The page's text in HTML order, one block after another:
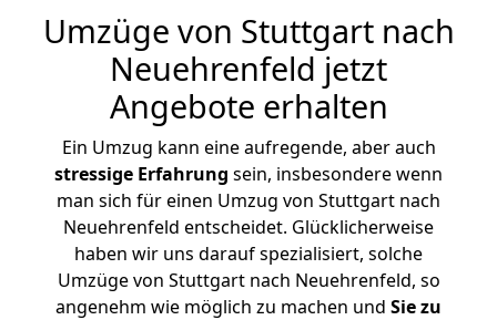
Umzüge von Stuttgart nach
Neuehrenfeld jetzt
Angebote erhalten
Ein Umzug kann eine aufregende, aber auch
stressige Erfahrung sein, insbesondere wenn
man sich für einen Umzug von Stuttgart nach
Neuehrenfeld entscheidet. Glücklicherweise
haben wir uns darauf spezialisiert, solche
Umzüge von Stuttgart nach Neuehrenfeld, so
angenehm wie möglich zu machen und Sie zu